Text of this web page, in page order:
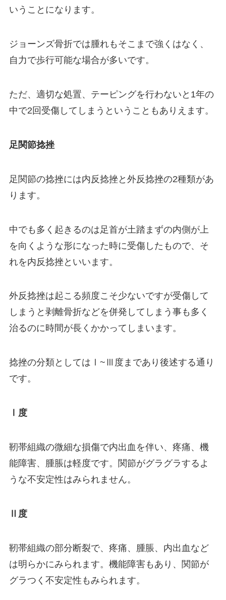
いうことになります。
ジョーンズ骨折では腫れもそこまで強くはなく、
自力で歩行可能な場合が多いです。
ただ、適切な処置、テーピングを行わないと1年の
中で2回受傷してしまうということもありえます。
足関節捻挫
足関節の捻挫には内反捻挫と外反捻挫の2種類があ
ります。
中でも多く起きるのは足首が土踏まずの内側が上
を向くような形になった時に受傷したもので、そ
れを内反捻挫といいます。
外反捻挫は起こる頻度こそ少ないですが受傷して
しまうと剥離骨折などを併発してしまう事も多く
治るのに時間が長くかかってしまいます。
捻挫の分類としてはⅠ~Ⅲ度まであり後述する通り
です。
Ⅰ度
靭帯組織の微細な損傷で内出血を伴い、疼痛、機
能障害、腫脹は軽度です。関節がグラグラするよ
うな不安定性はみられません。
Ⅱ度
靭帯組織の部分断裂で、疼痛、腫脹、内出血など
は明らかにみられます。機能障害もあり、関節が
グラつく不安定性もみられます。